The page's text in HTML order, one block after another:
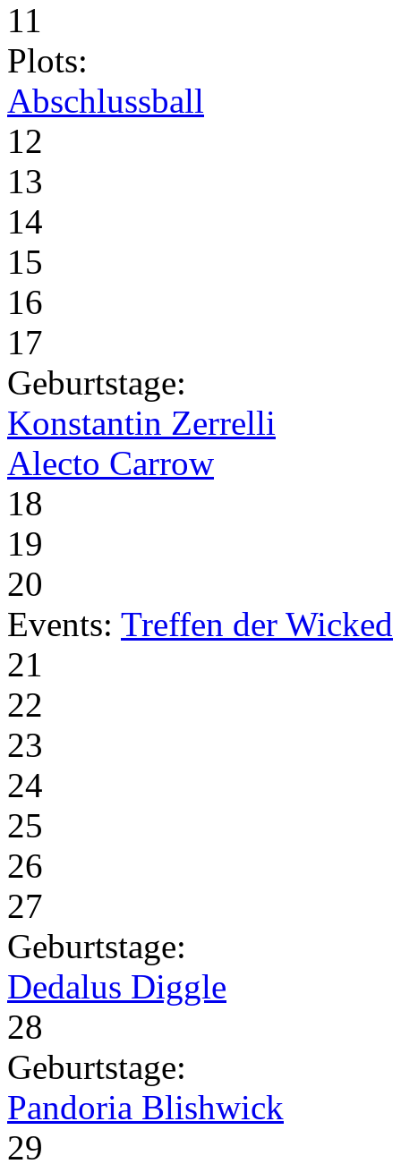
11
Plots:
Abschlussball
12
13
14
15
16
17
Geburtstage:
Konstantin Zerrelli
Alecto Carrow
18
19
20
Events: Treffen der Wicked
21
22
23
24
25
26
27
Geburtstage:
Dedalus Diggle
28
Geburtstage:
Pandoria Blishwick
29